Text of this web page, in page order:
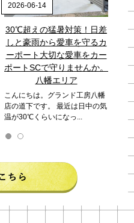
2026-06-14
30℃超えの猛暑対策！日差
しと豪雨から愛車を守るカ
ーポート大切な愛車をカー
ポートSCで守りませんか。
八幡エリア
こんにちは。グランド工房八幡
店の道下です。 最近は日中の気
温が30℃くらいになっ...
な